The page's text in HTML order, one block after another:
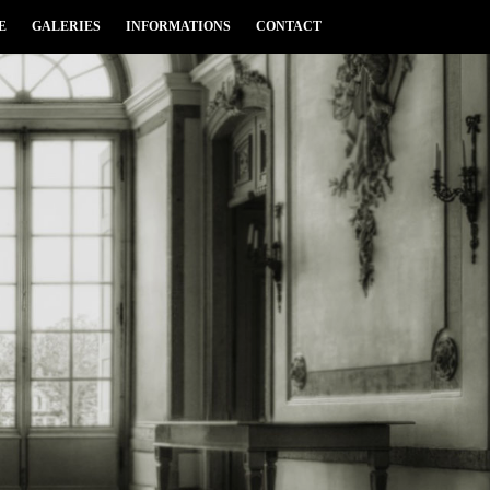
GALERIES INFORMATIONS CONTACT